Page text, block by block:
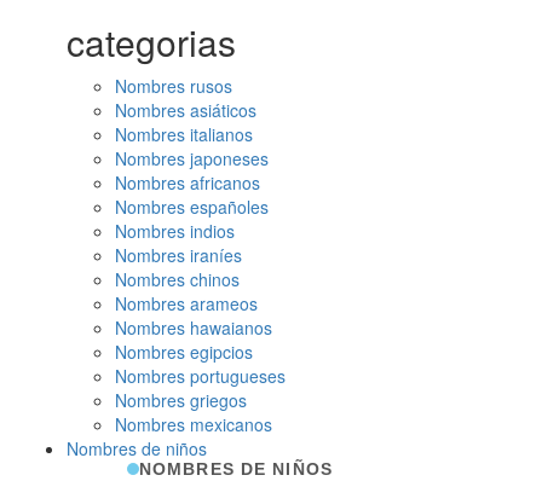
categorias
Nombres rusos
Nombres asiáticos
Nombres italianos
Nombres japoneses
Nombres africanos
Nombres españoles
Nombres indios
Nombres iraníes
Nombres chinos
Nombres arameos
Nombres hawaianos
Nombres egipcios
Nombres portugueses
Nombres griegos
Nombres mexicanos
Nombres de niños
NOMBRES DE NIÑOS